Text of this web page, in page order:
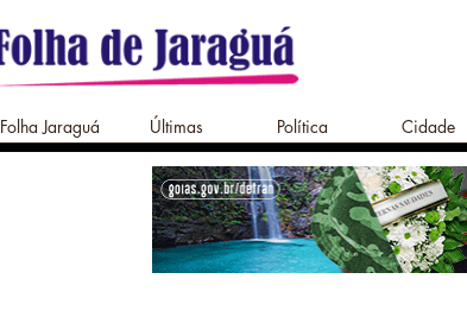
Folha Jaraguá Últimas Política Cidade